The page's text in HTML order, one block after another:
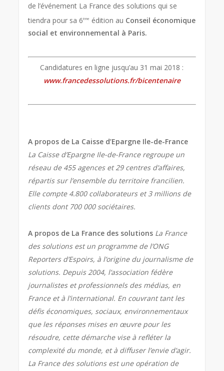
de l’événement La France des solutions qui se
tiendra pour sa 6ème édition au Conseil économique
social et environnemental à Paris.
Candidatures en ligne jusqu’au 31 mai 2018 :
www.francedessolutions.fr/bicentenaire
A propos de La Caisse d’Epargne Ile-de-France
La Caisse d’Epargne Ile-de-France regroupe un
réseau de 455 agences et 29 centres d’affaires,
répartis sur l’ensemble du territoire francilien.
Elle compte 4.800 collaborateurs et 3 millions de
clients dont 700 000 sociétaires.
A propos de La France des solutions La France
des solutions est un programme de l’ONG
Reporters d’Espoirs, à l’origine du journalisme de
solutions. Depuis 2004, l’association fédère
journalistes et professionnels des médias, en
France et à l’international. En couvrant tant les
défis économiques, sociaux, environnementaux
que les réponses mises en œuvre pour les
résoudre, cette démarche vise à refléter la
complexité du monde, et à diffuser l’envie d’agir.
La France des solutions est une opération de